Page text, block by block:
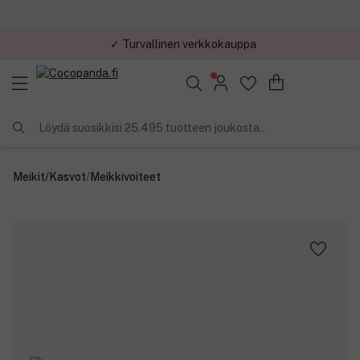
Löydä suosikkisi 25.495 tuotteen joukosta..
Meikit/Kasvot/Meikkivoiteet